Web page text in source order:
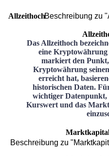
AllzeithochBeschreibung zu
Das Allzeithoch
eine Kryptowährung
markiert den
Kryptowährung
erreicht hat,
historischen Daten.
wichtiger Datenpunkt,
Kurswert und das
Beschreibung zu